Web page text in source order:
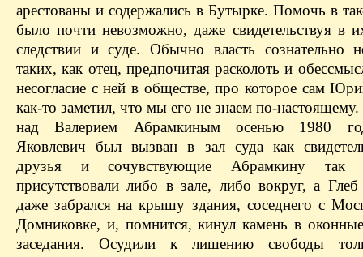
арестованы и содержались в Бутырке. Помочь в
было почти невозможно, даже свидетельствуя в
следствии и суде. Обычно власть сознательно
таких, как отец, предпочитая расколоть и
несогласие с ней в обществе, про которое сам
как-то заметил, что мы его не знаем по-
над Валерием Абрамкиным осенью 1980
Яковлевич был вызван в зал суда как
друзья и сочувствующие Абрамкину так
присутствовали либо в зале, либо вокруг, а
даже забрался на крышу здания, соседнего с
Домниковке, и, помнится, кинул камень в оконные
заседания. Осудили к лишению свободы